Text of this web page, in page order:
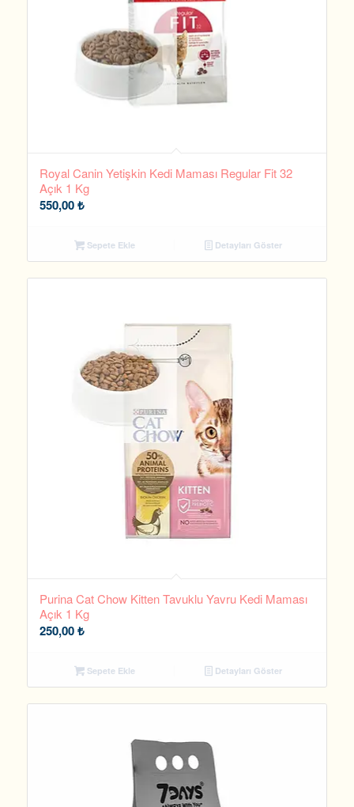
Royal Canin Yetişkin Kedi Maması Regular Fit 32
Açık 1 Kg
550,00₺
Sepete Ekle Detayları Göster
Purina Cat Chow Kitten Tavuklu Yavru Kedi Maması
Açık 1 Kg
250,00₺
Sepete Ekle Detayları Göster